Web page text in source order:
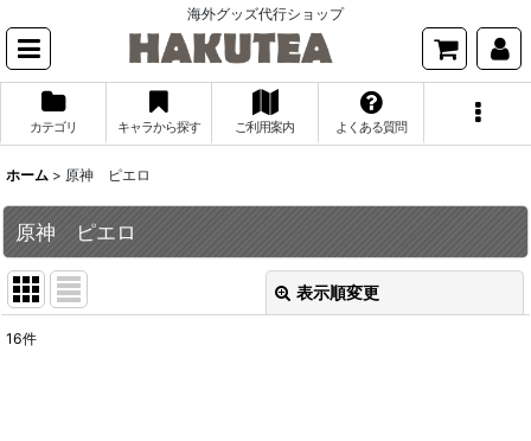
海外グッズ代行ショップ
カテゴリ キャラから探す ご利用案内 よくある質問
ホーム > 原神 ピエロ
原神 ピエロ
表示順変更
16件